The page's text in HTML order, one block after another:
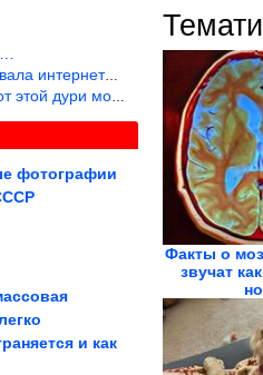
рекламы выводи
можно ржать до слёз.
фотографии
не теряют в
и как
крыльцо
Факты о
звучат